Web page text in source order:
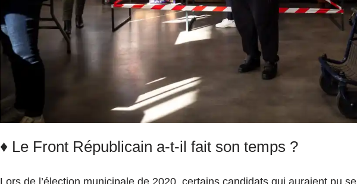
♦ Le Front Républicain a-t-il fait son temps ?